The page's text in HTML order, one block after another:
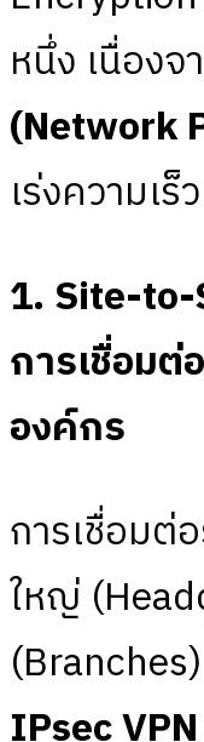
หนึ่ง เนื่อง
(Network
เร่งความเร็
1. Site-to-
การเชื่อม
องค์กร
การเชื่อมต่
ใหญ่